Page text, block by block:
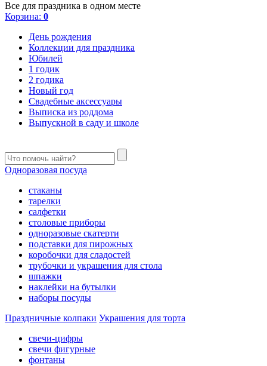
Все для праздника в одном месте
Корзина: 0
День рождения
Коллекции для праздника
Юбилей
1 годик
2 годика
Новый год
Свадебные аксессуары
Выписка из роддома
Выпускной в саду и школе
Одноразовая посуда
стаканы
тарелки
салфетки
столовые приборы
одноразовые скатерти
подставки для пирожных
коробочки для сладостей
трубочки и украшения для стола
шпажки
наклейки на бутылки
наборы посуды
Праздничные колпаки Украшения для торта
свечи-цифры
свечи фигурные
фонтаны